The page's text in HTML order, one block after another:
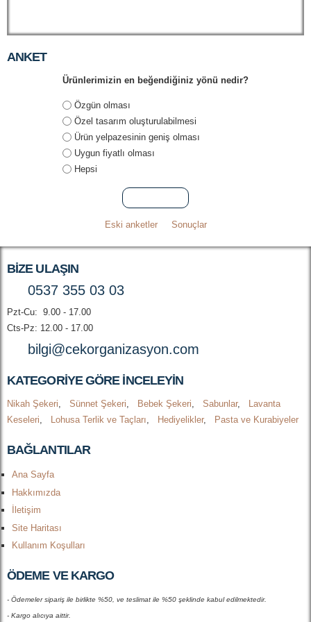
ANKET
Ürünlerimizin en beğendiğiniz yönü nedir?
Seçenekler
Özgün olması
Özel tasarım oluşturulabilmesi
Ürün yelpazesinin geniş olması
Uygun fiyatlı olması
Hepsi
Eski anketler Sonuçlar
BIZE ULAŞIN
0537 355 03 03
Pzt-Cu: 9.00 - 17.00
Cts-Pz: 12.00 - 17.00
bilgi@cekorganizasyon.com
KATEGORIYE GÖRE INCELEYIN
Nikah Şekeri, Sünnet Şekeri, Bebek Şekeri, Sabunlar,
Lavanta
Keseleri, Lohusa Terlik ve Taçları, Hediyelikler, Pasta ve Kurabiyeler
BAĞLANTILAR
Ana Sayfa
Hakkımızda
İletişim
Site Haritası
Kullanım Koşulları
ÖDEME VE KARGO
- Ödemeler sipariş ile birlikte %50, ve teslimat ile %50 şeklinde kabul edilmektedir.
- Kargo alıcıya aittir.